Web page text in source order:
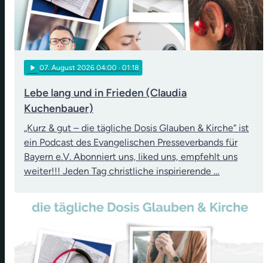
play_arrow 07. August 2026 04:00 · 01:18
Lebe lang und in Frieden (Claudia
Kuchenbauer)
„Kurz & gut – die tägliche Dosis Glauben & Kirche“ ist
ein Podcast des Evangelischen Presseverbands für
Bayern e.V. Abonniert uns, liked uns, empfehlt uns
weiter!!! Jeden Tag christliche inspirierende …